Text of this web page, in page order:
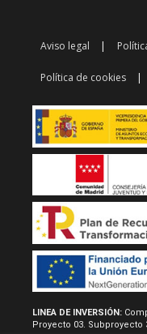
Aviso legal
Política de cookies
LINEA DE INVERSIÓN:
Proyecto 03. Subproyecto